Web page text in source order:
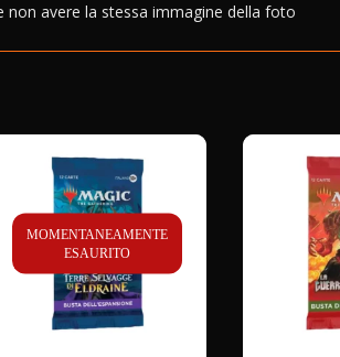
non avere la stessa immagine della foto
MOMENTANEAMENTE
ESAURITO